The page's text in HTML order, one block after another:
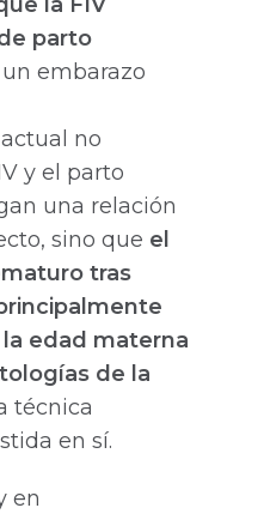
la FIV
parto
embarazo
no
y el parto
una relación
sino que el
tras
edad materna
de la
técnica
en sí.
en